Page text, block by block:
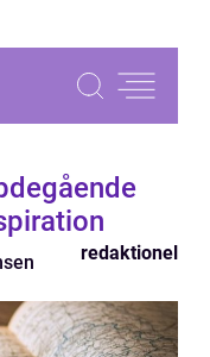
redaktionel